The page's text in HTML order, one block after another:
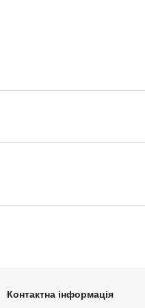
Контактна інформація